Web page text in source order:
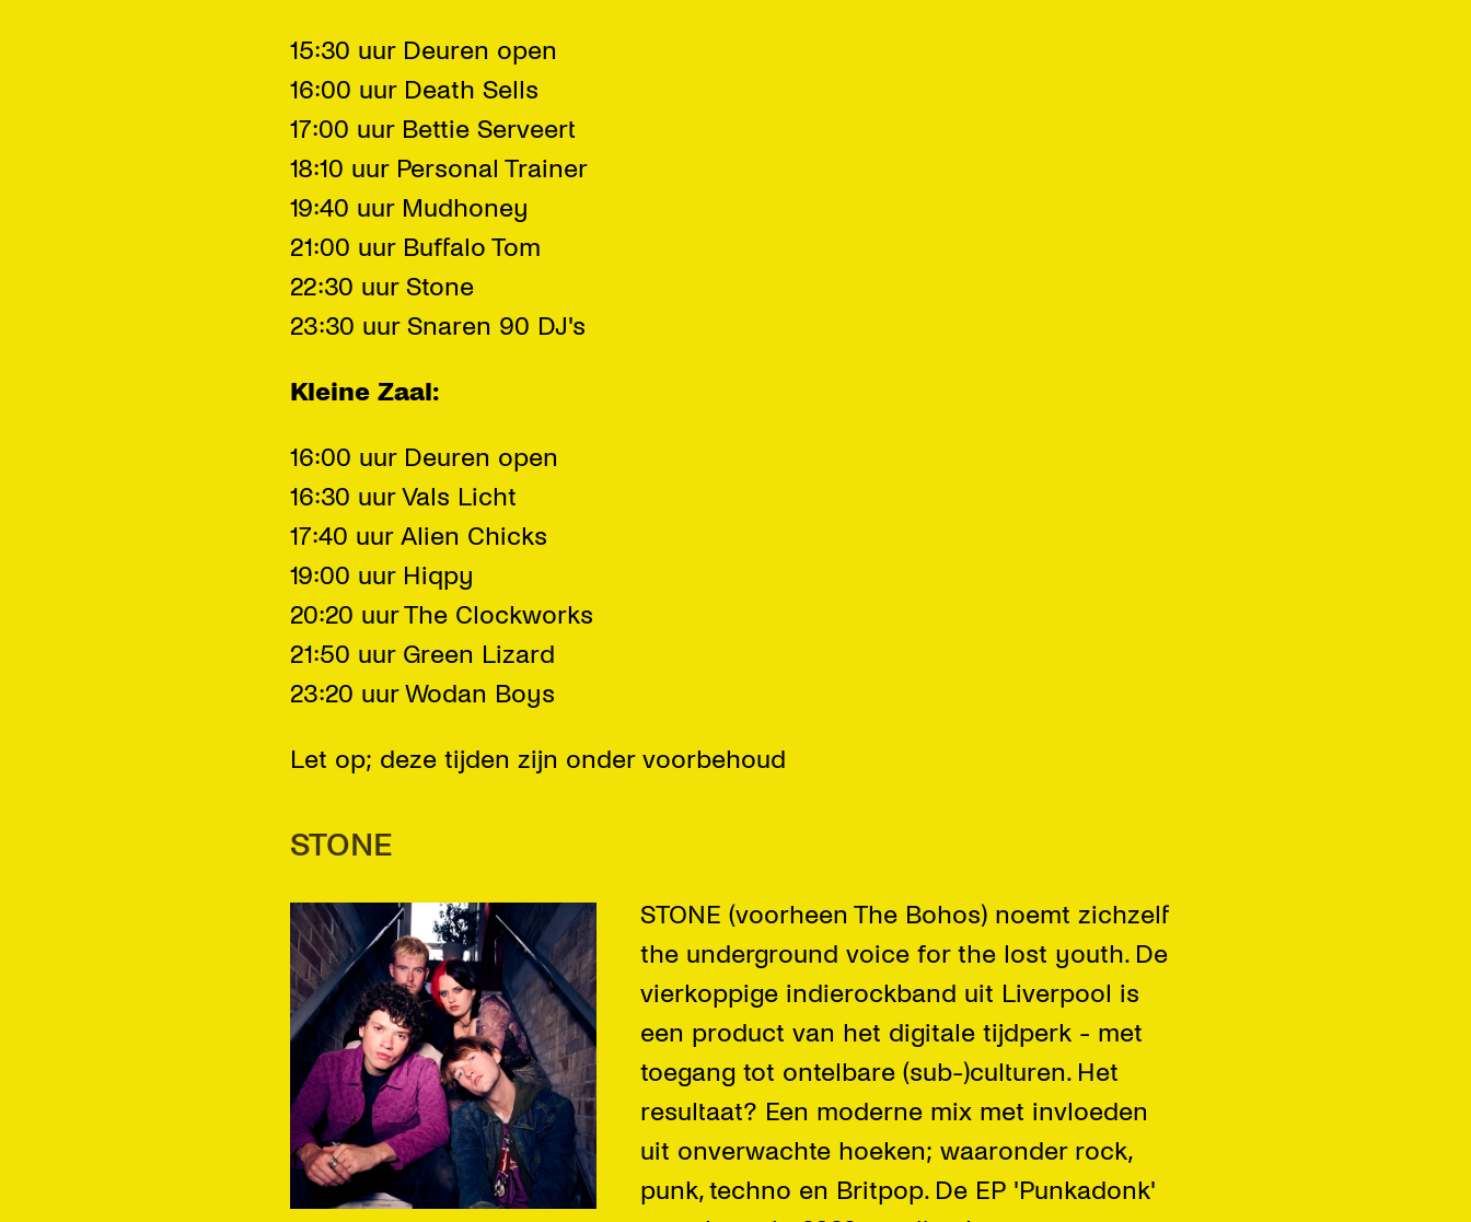
15:30 uur Deuren open
16:00 uur Death Sells
17:00 uur Bettie Serveert
18:10 uur Personal Trainer
19:40 uur Mudhoney
21:00 uur Buffalo Tom
22:30 uur Stone
23:30 uur Snaren 90 DJ's
Kleine Zaal:
16:00 uur Deuren open
16:30 uur Vals Licht
17:40 uur Alien Chicks
19:00 uur Hiqpy
20:20 uur The Clockworks
21:50 uur Green Lizard
23:20 uur Wodan Boys
Let op; deze tijden zijn onder voorbehoud
STONE
STONE (voorheen The Bohos) noemt zichzelf
the underground voice for the lost youth. De
vierkoppige indierockband uit Liverpool is
een product van het digitale tijdperk - met
toegang tot ontelbare (sub-)culturen. Het
resultaat? Een moderne mix met invloeden
uit onverwachte hoeken; waaronder rock,
punk, techno en Britpop. De EP 'Punkadonk'